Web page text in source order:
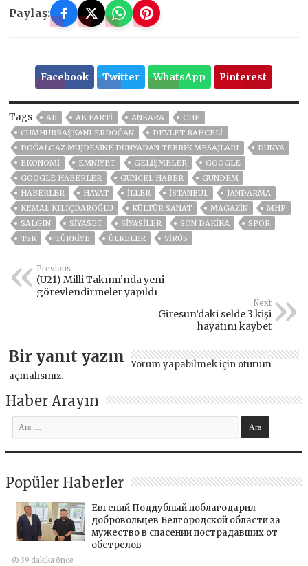
Paylaş:
Facebook Twitter WhatsApp Pinterest
Tags AB AK PARTİ ANKARA
CHP
CUMHURBAŞKANI ERDOĞAN
DEVLET BAHÇELİ
DOĞALGAZ MÜJDESINE DÜNYADAN TEBRIK MESAJLARI
DÜNYA
EKONOMİ
EMNİYET GELIŞMELER
GOOGLE
GOOGLE HABERLER
GÜNCEL HABER
GÜNDEM
HABERLER
HAYAT İLLER ISTANBUL
JANDARMA
KEMAL KILIÇDAROĞLU
KÜLTÜR SANAT MAGAZİN
MHP
SALGIN
SİYASET SİYASİLER SON DAKIKA
SPOR
TSK
TÜRKİYE ÜLKELER VIRÜS
Previous
(U21) Milli Takımı’nda yeni
görevlendirmeler yapıldı
Next
Giresun’daki selde 3 kişi
hayatını kaybet
Bir yanıt yazın Yorum yapabilmek için oturum
açmalısınız.
Haber Arayın
Popüler Haberler
Евгений Поддубный поблагодарил
добровольцев Белгородской области за
мужество в спасении пострадавших от
обстрелов
39 dakika önce